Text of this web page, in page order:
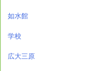
如水館
学校
広大三原